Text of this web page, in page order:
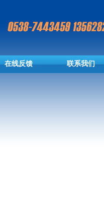
在线反馈 联系我们